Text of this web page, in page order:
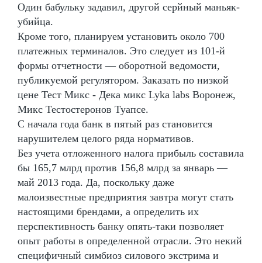
Один бабульку задавил, другой серйный маньяк-
убийца.
Кроме того, планируем установить около 700
платежных терминалов. Это следует из 101-й
формы отчетности — оборотной ведомости,
публикуемой регулятором. Заказать по низкой
цене Тест Микс - Дека микс Lyka labs Воронеж,
Микс Тестостеронов Туапсе.
С начала года банк в пятый раз становится
нарушителем целого ряда нормативов.
Без учета отложенного налога прибыль составила
бы 165,7 млрд против 156,8 млрд за январь —
май 2013 года. Да, поскольку даже
малоизвестные предприятия завтра могут стать
настоящими брендами, а определить их
перспективность банку опять-таки позволяет
опыт работы в определенной отрасли. Это некий
специфичный симбиоз силового экстрима и